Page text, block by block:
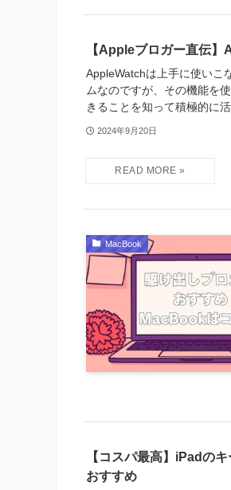
【Appleブロガー直伝
AppleWatchは上手に使いこ
ムなのですが、その機能を
きることを知って積極的に
2024年9月20日
MacBook
【コスパ最高】iPadの
おすすめ